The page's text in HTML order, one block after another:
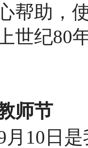
帮助，
世纪80
师节
10日是